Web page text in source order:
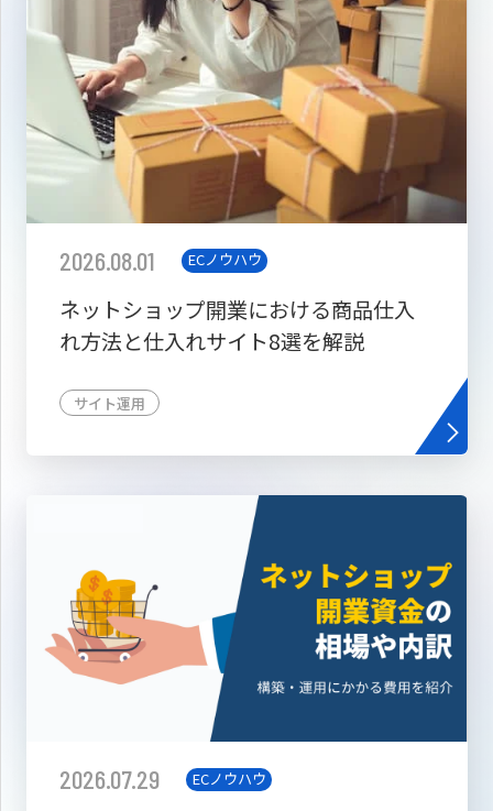
2026.08.01 ECノウハウ
ネットショップ開業における商品仕入
れ方法と仕入れサイト8選を解説
サイト運用
2026.07.29 ECノウハウ